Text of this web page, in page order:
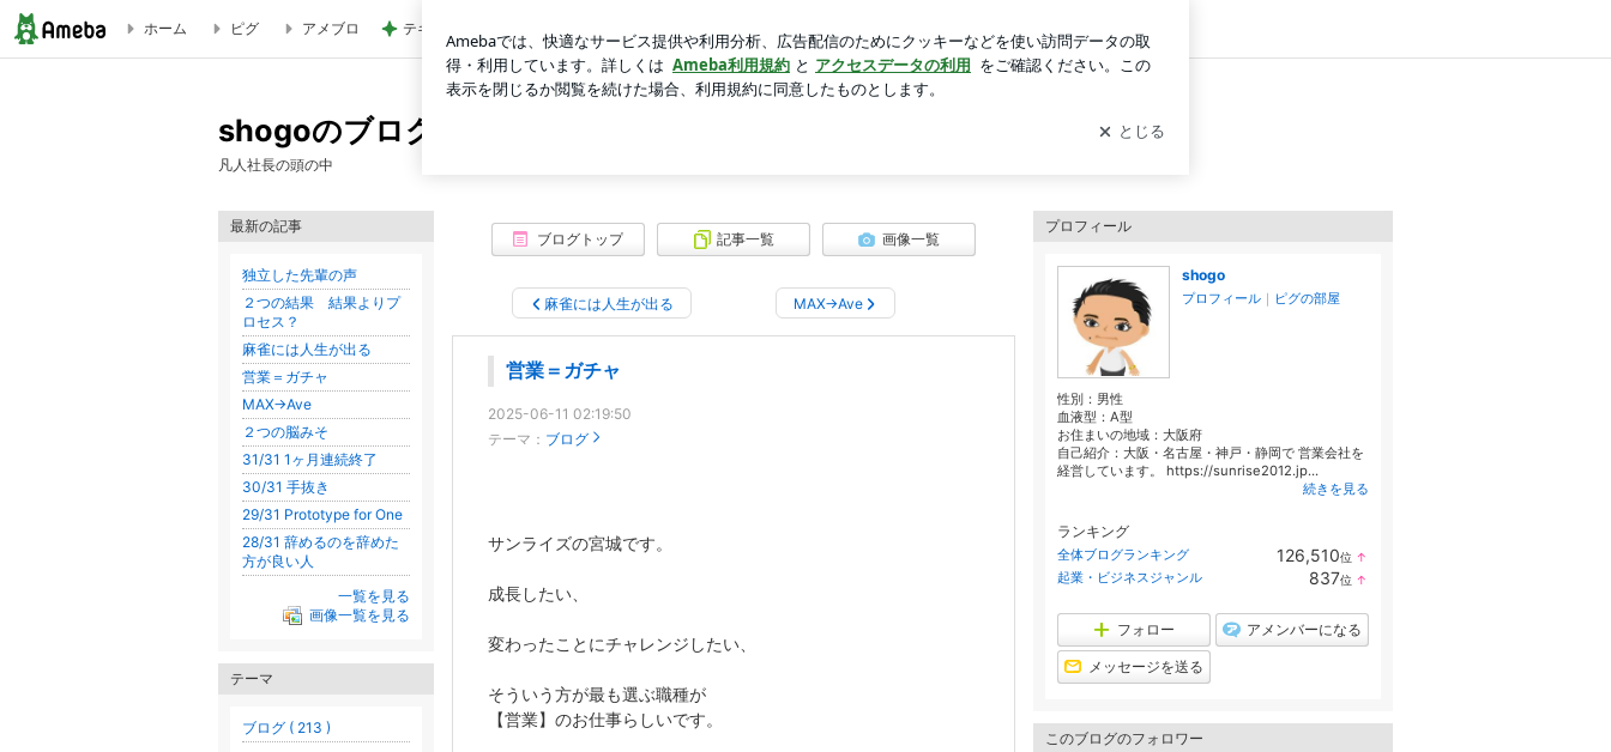
ホーム ピグ アメブロ テキトーながら品数多めのお弁当 ログイン
shogoのブログ
凡人社長の頭の中
ブログトップ 記事一覧 画像一覧
麻雀には人生が出る MAX→Ave
営業＝ガチャ
2025-06-11 02:19:50
テーマ： ブログ
サンライズの宮城です。
成長したい、
変わったことにチャレンジしたい、
そういう方が最も選ぶ職種が
【営業】のお仕事らしいです。
プロフィール
shogo
プロフィール ｜ ピグの部屋
性別： 男性
血液型： A型
お住まいの地域： 大阪府
自己紹介：大阪・名古屋・神戸・静岡で 営業会社を
経営しています。 https://sunrise2012.jp...
続きを見る
ランキング
全体ブログランキング 126,510位 ↑
ン
起業・ビジネスジャンル 837位 ↑
フォロー アメンバーになる
メッセージを送る
このブログのフォロワー
最新の記事
独立した先輩の声
２つの結果 結果よりプ
ロセス？
麻雀には人生が出る
営業＝ガチャ
MAX→Ave
２つの脳みそ
31/31 1ヶ月連続終了
30/31 手抜き
29/31 Prototype for One
28/31 辞めるのを辞めた
方が良い人
一覧を見る
画像一覧を見る
テーマ
ブログ ( 213 )